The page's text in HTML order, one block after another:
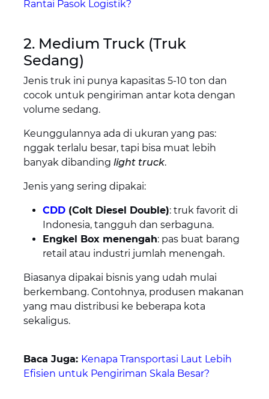
Rantai Pasok Logistik?
2. Medium Truck (Truk
Sedang)
Jenis truk ini punya kapasitas 5-10 ton dan
cocok untuk pengiriman antar kota dengan
volume sedang.
Keunggulannya ada di ukuran yang pas:
nggak terlalu besar, tapi bisa muat lebih
banyak dibanding light truck.
Jenis yang sering dipakai:
CDD(Colt Diesel Double): truk favorit di
Indonesia, tangguh dan serbaguna.
Engkel Box menengah: pas buat barang
retail atau industri jumlah menengah.
Biasanya dipakai bisnis yang udah mulai
berkembang. Contohnya, produsen makanan
yang mau distribusi ke beberapa kota
sekaligus.
Baca Juga: Kenapa Transportasi Laut Lebih
Efisien untuk Pengiriman Skala Besar?